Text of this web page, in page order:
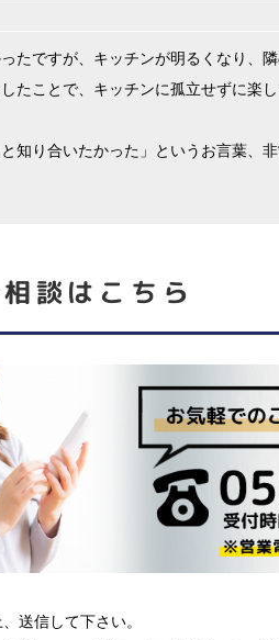
たですが、キッチンが明るくなり、
たことで、キッチンに孤立せずに楽
と知り合いたかった」というお言葉、
談はこちら
送信して下さい。